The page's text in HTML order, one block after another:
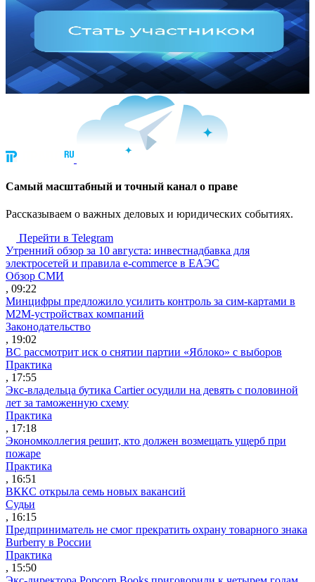
Cамый масштабный и точный канал о праве
Рассказываем о важных деловых и юридических событиях.
Перейти в Telegram
Утренний обзор за 10 августа: инвестнадбавка для
электросетей и правила e-commerce в ЕАЭС
Обзор СМИ
, 09:22
Минцифры предложило усилить контроль за сим-картами в
M2M-устройствах компаний
Законодательство
, 19:02
ВС рассмотрит иск о снятии партии «Яблоко» с выборов
Практика
, 17:55
Экс-владельца бутика Cartier осудили на девять с половиной
лет за таможенную схему
Практика
, 17:18
Экономколлегия решит, кто должен возмещать ущерб при
пожаре
Практика
, 16:51
ВККС открыла семь новых вакансий
Судьи
, 16:15
Предприниматель не смог прекратить охрану товарного знака
Burberry в России
Практика
, 15:50